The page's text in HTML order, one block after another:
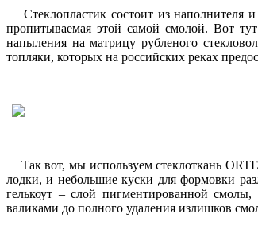
Стеклопластик состоит из наполнителя
пропитываемая этой самой смолой. Вот
напыления на матрицу рубленого
топляки, которых на российских реках
Так вот, мы используем стеклоткань
лодки, и небольшие куски для формовки
гелькоут – слой пигментированной
валиками до полного удаления излишков